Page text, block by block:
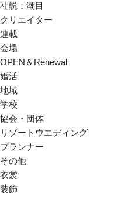
社説：潮目
クリエイター
連載
会場
OPEN＆Renewal
婚活
地域
学校
協会・団体
リゾートウエディング
プランナー
その他
衣裳
装飾